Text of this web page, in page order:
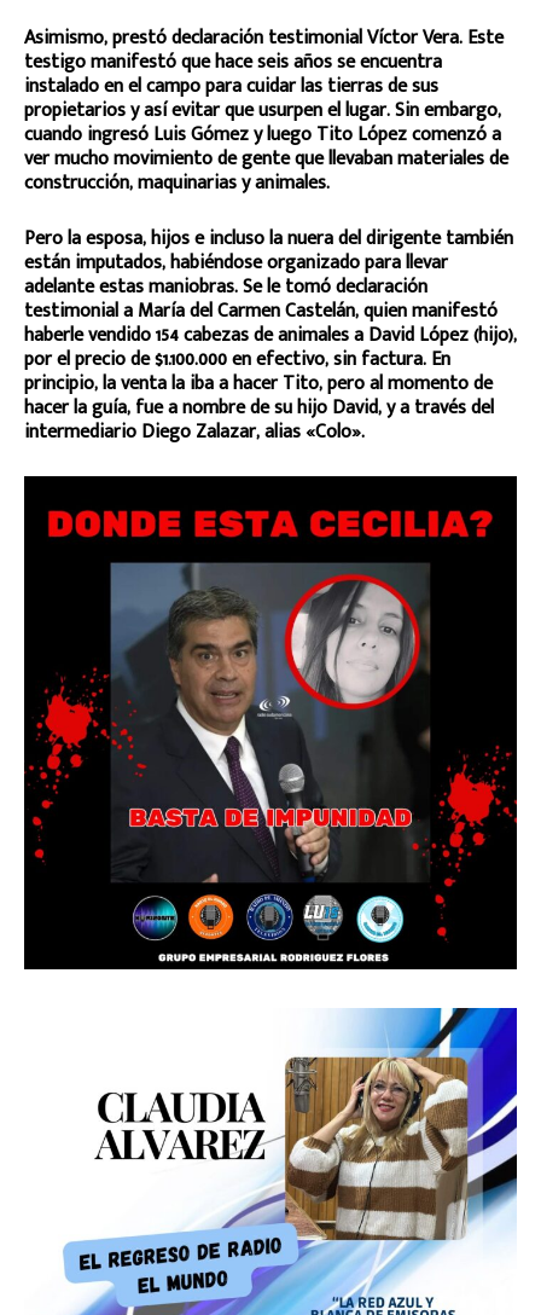
Asimismo, prestó declaración testimonial Víctor Vera. Este
testigo manifestó que hace seis años se encuentra
instalado en el campo para cuidar las tierras de sus
propietarios y así evitar que usurpen el lugar. Sin embargo,
cuando ingresó Luis Gómez y luego Tito López comenzó a
ver mucho movimiento de gente que llevaban materiales de
construcción, maquinarias y animales.
Pero la esposa, hijos e incluso la nuera del dirigente también
están imputados, habiéndose organizado para llevar
adelante estas maniobras. Se le tomó declaración
testimonial a María del Carmen Castelán, quien manifestó
haberle vendido 154 cabezas de animales a David López (hijo),
por el precio de $1.100.000 en efectivo, sin factura. En
principio, la venta la iba a hacer Tito, pero al momento de
hacer la guía, fue a nombre de su hijo David, y a través del
intermediario Diego Zalazar, alias «Colo».